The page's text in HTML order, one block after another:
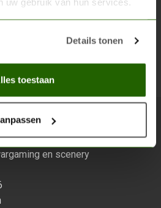
Details tonen
toestaan
onze nieuwsbrief
over onze laatste acties
BV
en scenery